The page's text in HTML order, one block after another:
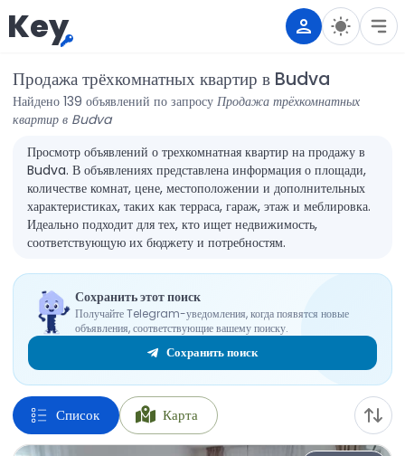
Key
Продажа трёхкомнатных квартир в Budva
Найдено 139 объявлений по запросу Продажа трёхкомнатных
квартир в Budva
Просмотр объявлений о трехкомнатная квартир на продажу в
Budva. В объявлениях представлена информация о площади,
количестве комнат, цене, местоположении и дополнительных
характеристиках, таких как терраса, гараж, этаж и меблировка.
Идеально подходит для тех, кто ищет недвижимость,
соответствующую их бюджету и потребностям.
Сохранить этот поиск
Получайте Telegram-уведомления, когда появятся новые
объявления, соответствующие вашему поиску.
Сохранить поиск
Список Карта